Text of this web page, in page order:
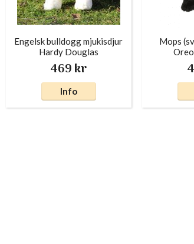
Engelsk bulldogg mjukisdjur
Hardy Douglas
469 kr
Info
Mops